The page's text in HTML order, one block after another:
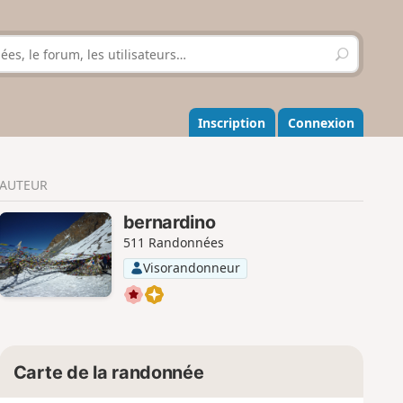
R
e
h
e
r
r
Inscription Connexion
AUTEUR
bernardino
511 Randonnées
Visorandonneur
Carte de la randonnée